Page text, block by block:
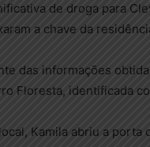
de droga para
a chave da
das informações
Floresta, identificada
Kamila abriu a porta